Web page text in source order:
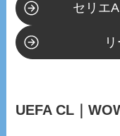
セリエ
UEFA CL｜